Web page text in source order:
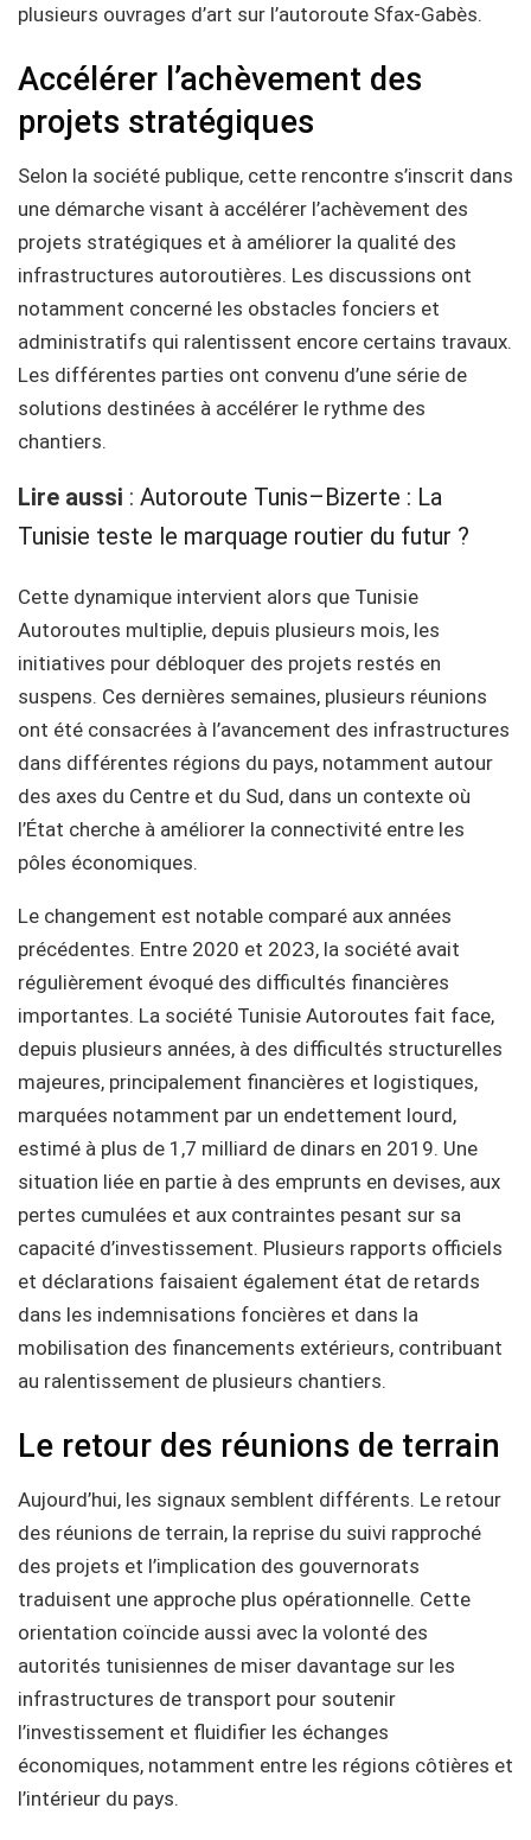
plusieurs ouvrages d’art sur l’autoroute Sfax-Gabès.
Accélérer l’achèvement des
projets stratégiques
Selon la société publique, cette rencontre s’inscrit dans
une démarche visant à accélérer l’achèvement des
projets stratégiques et à améliorer la qualité des
infrastructures autoroutières. Les discussions ont
notamment concerné les obstacles fonciers et
administratifs qui ralentissent encore certains travaux.
Les différentes parties ont convenu d’une série de
solutions destinées à accélérer le rythme des
chantiers.
Lire aussi : Autoroute Tunis–Bizerte : La
Tunisie teste le marquage routier du futur ?
Cette dynamique intervient alors que Tunisie
Autoroutes multiplie, depuis plusieurs mois, les
initiatives pour débloquer des projets restés en
suspens. Ces dernières semaines, plusieurs réunions
ont été consacrées à l’avancement des infrastructures
dans différentes régions du pays, notamment autour
des axes du Centre et du Sud, dans un contexte où
l’État cherche à améliorer la connectivité entre les
pôles économiques.
Le changement est notable comparé aux années
précédentes. Entre 2020 et 2023, la société avait
régulièrement évoqué des difficultés financières
importantes. La société Tunisie Autoroutes fait face,
depuis plusieurs années, à des difficultés structurelles
majeures, principalement financières et logistiques,
marquées notamment par un endettement lourd,
estimé à plus de 1,7 milliard de dinars en 2019. Une
situation liée en partie à des emprunts en devises, aux
pertes cumulées et aux contraintes pesant sur sa
capacité d’investissement. Plusieurs rapports officiels
et déclarations faisaient également état de retards
dans les indemnisations foncières et dans la
mobilisation des financements extérieurs, contribuant
au ralentissement de plusieurs chantiers.
Le retour des réunions de terrain
Aujourd’hui, les signaux semblent différents. Le retour
des réunions de terrain, la reprise du suivi rapproché
des projets et l’implication des gouvernorats
traduisent une approche plus opérationnelle. Cette
orientation coïncide aussi avec la volonté des
autorités tunisiennes de miser davantage sur les
infrastructures de transport pour soutenir
l’investissement et fluidifier les échanges
économiques, notamment entre les régions côtières et
l’intérieur du pays.